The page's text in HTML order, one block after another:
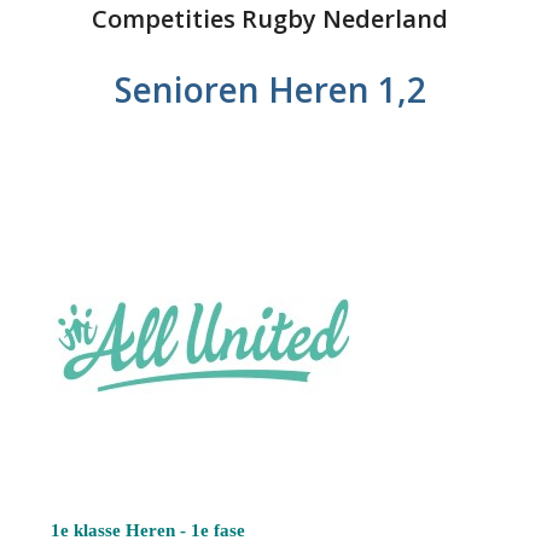
Competities Rugby Nederland
Senioren Heren 1,2